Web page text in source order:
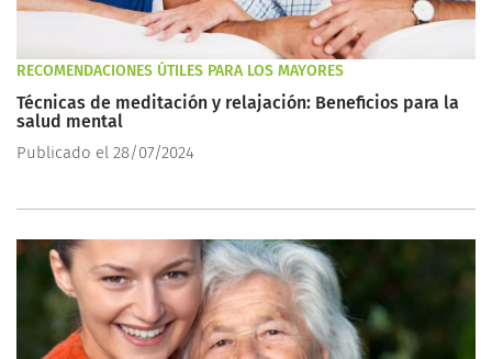
RECOMENDACIONES ÚTILES PARA LOS MAYORES
Técnicas de meditación y relajación: Beneficios para la
salud mental
Publicado el 28/07/2024